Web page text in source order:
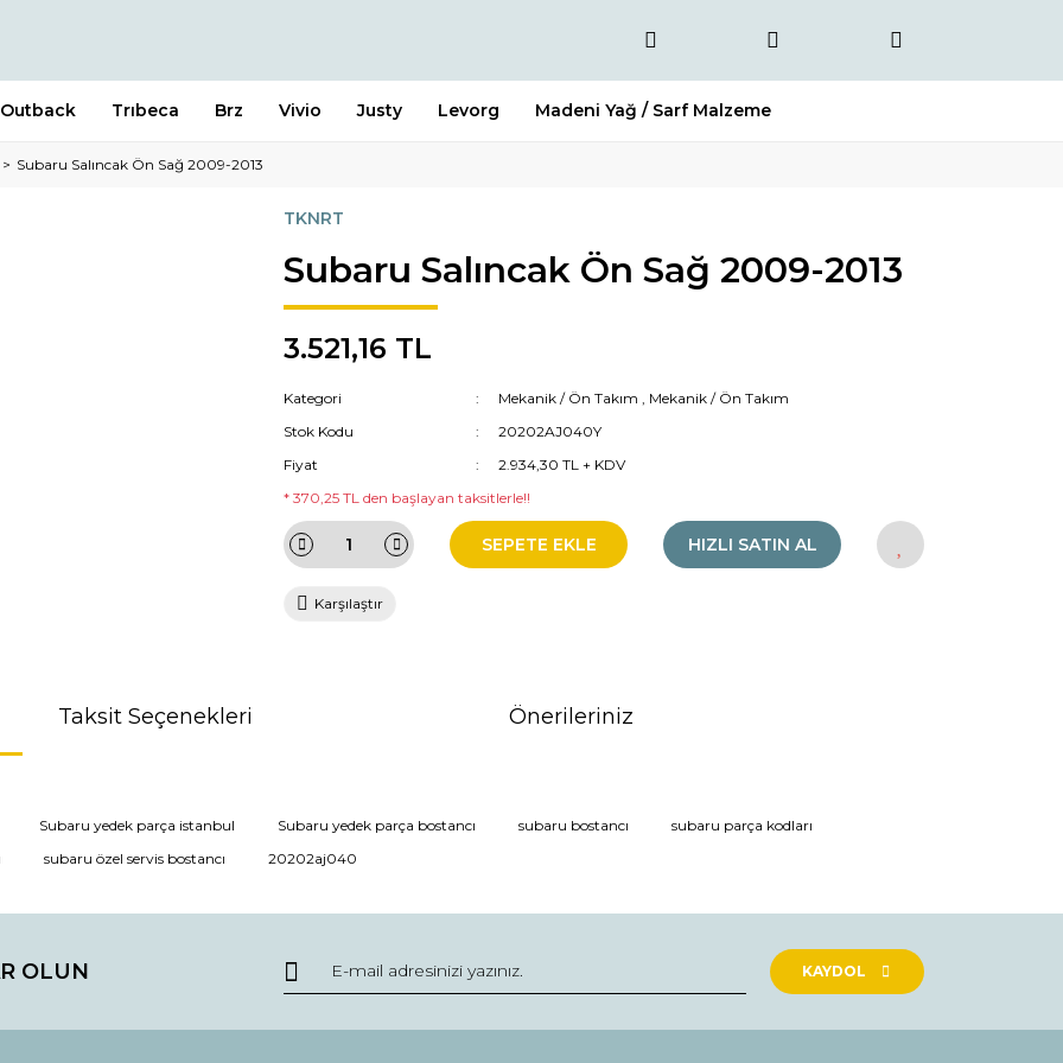
Outback Trıbeca Brz Vivio Justy Levorg Madeni Yağ / Sarf Malzeme
Subaru Salıncak Ön Sağ 2009-2013
TKNRT
Subaru Salıncak Ön Sağ 2009-2013
3.521,16 TL
Kategori Mekanik / Ön Takım , Mekanik / Ön Takım
Stok Kodu
20202AJ040Y
Fiyat
2.934,30 TL + KDV
* 370,25 TL den başlayan taksitlerle!!
SEPETE EKLE HIZLI SATIN AL
Karşılaştır
Taksit Seçenekleri Önerileriniz
ve diğer konularda yetersiz gördüğünüz noktaları öneri formunu kullanarak tarafımıza iletebilirsiniz.
Subaru yedek parça istanbul Subaru yedek parça bostancı subaru bostancı
subaru parça kodları
subaru özel servis bostancı 20202aj040
OLUN KAYDOL